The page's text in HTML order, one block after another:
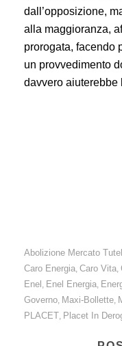
dall’opposizione,
alla maggioranza,
prorogata, facendo
un provvedimento
davvero aiuterebbe
Abolizione Mercato
Caro Energia, Caro Vita,
Enel , Enel Energia,
Governo, Maxi-Bollette,
PLACET, Placet In